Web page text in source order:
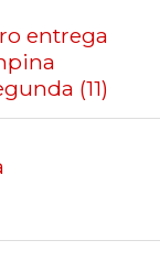
entrega
(11)